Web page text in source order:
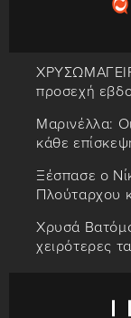
προσεχή
Μαρινέλλα:
κάθε
Ξέσπασε ο
Πλούταρχου
Χρυσά
χειρότερες